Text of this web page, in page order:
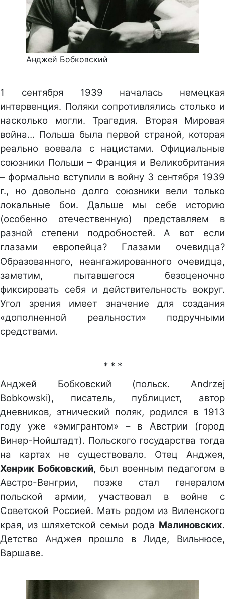
Анджей Бобковский
1 сентября 1939 началась немецкая
интервенция. Поляки сопротивлялись столько и
насколько могли. Трагедия. Вторая Мировая
война… Польша была первой страной, которая
реально воевала с нацистами. Официальные
союзники Польши – Франция и Великобритания
– формально вступили в войну 3 сентября 1939
г., но довольно долго союзники вели только
локальные бои. Дальше мы себе историю
(особенно отечественную) представляем в
разной степени подробностей. А вот если
глазами европейца? Глазами очевидца?
Образованного, неангажированного очевидца,
заметим, пытавшегося безоценочно
фиксировать себя и действительность вокруг.
Угол зрения имеет значение для создания
«дополненной реальности» подручными
средствами.
* * *
Анджей Бобковский (польск. Andrzej
Bobkowski), писатель, публицист, автор
дневников, этнический поляк, родился в 1913
году уже «эмигрантом» – в Австрии (город
Винер-Нойштадт). Польского государства тогда
на картах не существовало. Отец Анджея,
Хенрик Бобковский, был военным педагогом в
Австро-Венгрии, позже стал генералом
польской армии, участвовал в войне с
Советской Россией. Мать родом из Виленского
края, из шляхетской семьи рода Малиновских.
Детство Анджея прошло в Лиде, Вильнюсе,
Варшаве.